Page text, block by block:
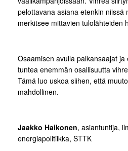
pelottavana asiana etenkin niissä
merkitsee mittavien tulolähteiden
Osaamisen avulla palkansaajat
tuntea enemmän osallisuutta
Tämä luo uskoa siihen, että
mahdollinen.
Jaakko Haikonen, asiantuntija,
energiapolitiikka, STTK